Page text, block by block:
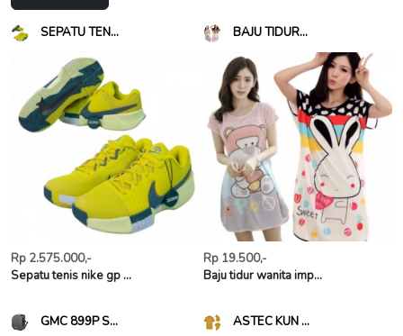
SEPATU TEN...
Rp 2.575.000,-
Sepatu tenis nike gp ...
BAJU TIDUR...
Rp 19.500,-
Baju tidur wanita imp...
GMC 899P S... ASTEC KUN ...